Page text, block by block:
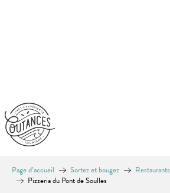
Page d’accueil Sortez et bougez Restaurants
Pizzeria du Pont de Soulles